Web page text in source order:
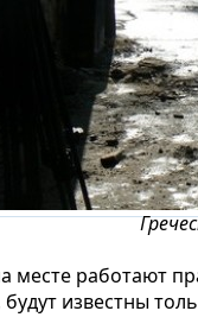
месте работают
известны